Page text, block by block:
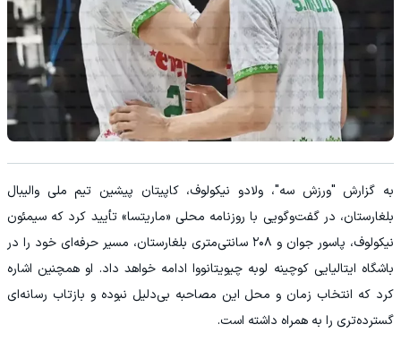
به گزارش "ورزش سه"، ولادو نیکولوف، کاپیتان پیشین تیم ملی والیبال
بلغارستان، در گفت‌وگویی با روزنامه محلی «ماریتسا» تأیید کرد که سیمئون
نیکولوف، پاسور جوان و ۲۰۸ سانتی‌متری بلغارستان، مسیر حرفه‌ای خود را در
باشگاه ایتالیایی کوچینه لوبه چیویتانووا ادامه خواهد داد. او همچنین اشاره
کرد که انتخاب زمان و محل این مصاحبه بی‌دلیل نبوده و بازتاب رسانه‌ای
گسترده‌تری را به همراه داشته است.